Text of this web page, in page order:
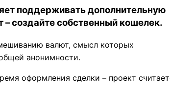
поддерживать дополнительную
– создайте собственный кошелек.
валют, смысл которых
анонимности.
оформления сделки – проект